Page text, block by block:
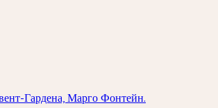
Гардена, Марго Фонтейн.